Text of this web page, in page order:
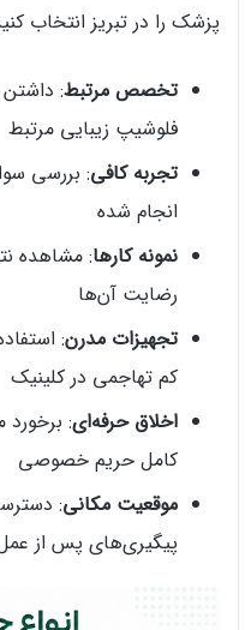
پزشک را در تبریز انتخاب
تخصص مرتبط:
فلوشیپ زیبایی مرتبط
تجربه کافی: بررسی
انجام شده
نمونه کارها: مشاهده
رضایت آن‌ها
تجهیزات مدرن:
کم‌ تهاجمی در کلینیک
اخلاق حرفه‌ای:
کامل حریم خصوصی
موقعیت مکانی:
پیگیری‌های پس از